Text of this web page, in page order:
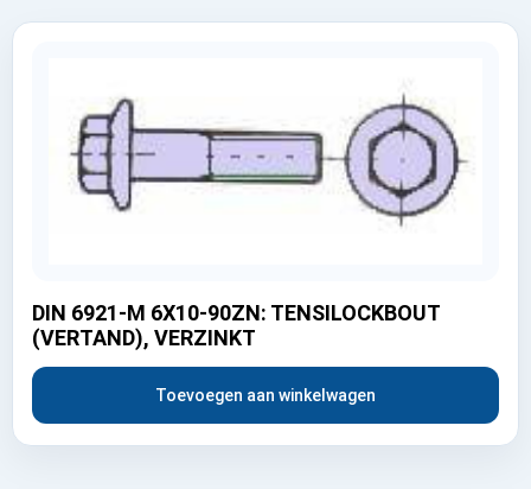
DIN 6921-M 6X10-90ZN: TENSILOCKBOUT
(VERTAND), VERZINKT
Toevoegen aan winkelwagen